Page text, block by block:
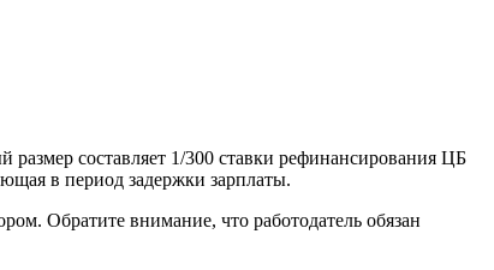
размер составляет 1/300 ставки рефинансирования ЦБ
в период задержки зарплаты.
Обратите внимание, что работодатель обязан